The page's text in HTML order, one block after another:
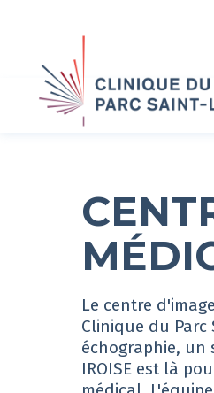
Le centre
Clinique du
échographie, un
IROISE est là